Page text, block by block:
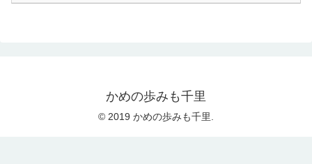
かめの歩みも千里
© 2019 かめの歩みも千里.